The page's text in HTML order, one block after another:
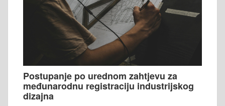
Postupanje po urednom zahtjevu za
međunarodnu registraciju industrijskog
dizajna